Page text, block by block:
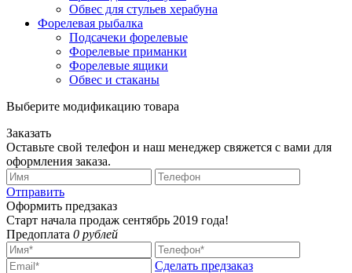
Обвес для стульев херабуна
Форелевая рыбалка
Подсачеки форелевые
Форелевые приманки
Форелевые ящики
Обвес и стаканы
Выберите модификацию товара
Заказать
Оставьте свой телефон и наш менеджер свяжется с вами для
оформления заказа.
Отправить
Оформить предзаказ
Старт начала продаж сентябрь 2019 года!
Предоплата 0 рублей
Сделать предзаказ